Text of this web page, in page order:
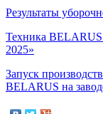
Результаты
Техника
2025»
Запуск
BELARUS на